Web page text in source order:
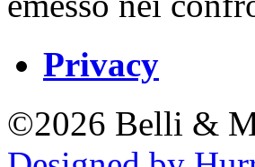
Privacy
©2026 Belli &